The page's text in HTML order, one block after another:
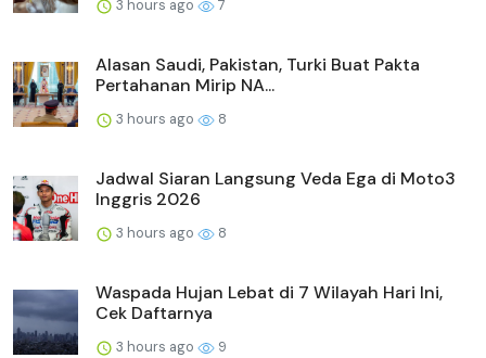
3 hours ago 7
Alasan Saudi, Pakistan, Turki Buat Pakta
Pertahanan Mirip NA...
3 hours ago 8
Jadwal Siaran Langsung Veda Ega di Moto3
Inggris 2026
3 hours ago 8
Waspada Hujan Lebat di 7 Wilayah Hari Ini,
Cek Daftarnya
3 hours ago 9